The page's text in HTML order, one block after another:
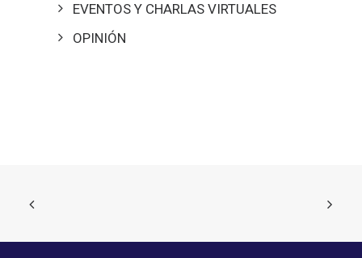
EVENTOS Y CHARLAS VIRTUALES
OPINIÓN